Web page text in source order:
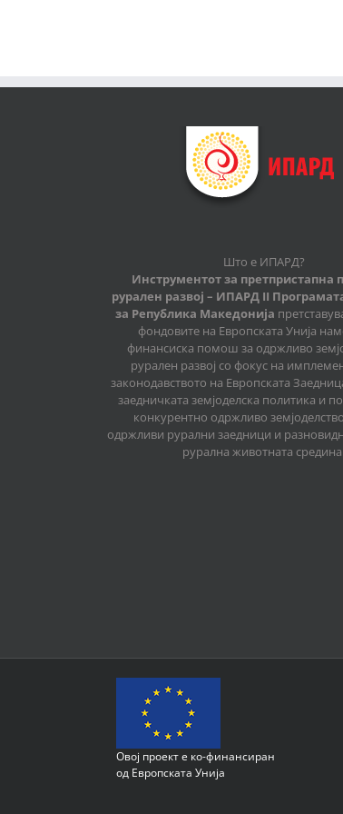
Што е ИПАРД?
Инструментот за претпристапна
рурален развој – ИПАРД II Програмата
за Република Македонија
фондовите на Европската Унија
финансиска помош за одржливо
рурален развој со фокус на
законодавството на Европската
заедничката земјоделска политика и
конкурентно одржливо
одржливи рурални заедници и
рурална животната
Овој проект е ко-финансиран
од Европската Унија